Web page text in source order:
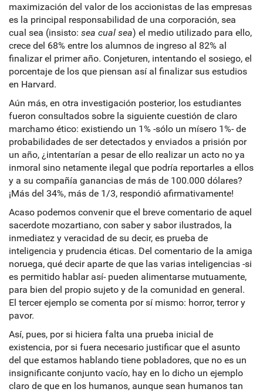
maximización del valor de los accionistas de las empresas
es la principal responsabilidad de una corporación, sea
cual sea (insisto: sea cual sea) el medio utilizado para ello,
crece del 68% entre los alumnos de ingreso al 82% al
finalizar el primer año. Conjeturen, intentando el sosiego, el
porcentaje de los que piensan así al finalizar sus estudios
en Harvard.
Aún más, en otra investigación posterior, los estudiantes
fueron consultados sobre la siguiente cuestión de claro
marchamo ético: existiendo un 1% -sólo un mísero 1%- de
probabilidades de ser detectados y enviados a prisión por
un año, ¿intentarían a pesar de ello realizar un acto no ya
inmoral sino netamente ilegal que podría reportarles a ellos
y a su compañía ganancias de más de 100.000 dólares?
¡Más del 34%, más de 1/3, respondió afirmativamente!
Acaso podemos convenir que el breve comentario de aquel
sacerdote mozartiano, con saber y sabor ilustrados, la
inmediatez y veracidad de su decir, es prueba de
inteligencia y prudencia éticas. Del comentario de la amiga
noruega, qué decir aparte de que las varias inteligencias -si
es permitido hablar así- pueden alimentarse mutuamente,
para bien del propio sujeto y de la comunidad en general.
El tercer ejemplo se comenta por sí mismo: horror, terror y
pavor.
Así, pues, por si hiciera falta una prueba inicial de
existencia, por si fuera necesario justificar que el asunto
del que estamos hablando tiene pobladores, que no es un
insignificante conjunto vacío, hay en lo dicho un ejemplo
claro de que en los humanos, aunque sean humanos tan